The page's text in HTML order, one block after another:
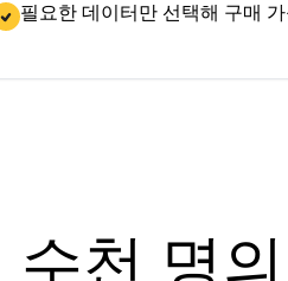
필요한 데이터만 선택해 구매
수천 명